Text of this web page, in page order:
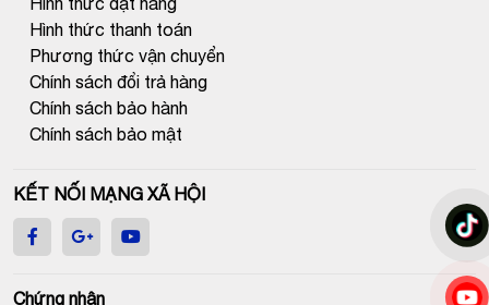
Hình thức thanh toán
Phương thức vận chuyển
Chính sách đổi trả hàng
Chính sách bảo hành
Chính sách bảo mật
KẾT NỐI MẠNG XÃ HỘI
Chứng nhận